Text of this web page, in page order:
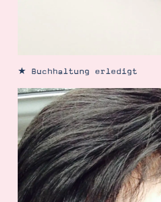
Tipps & Tricks
Ordnungstipps
★ Buchhaltung erledigt